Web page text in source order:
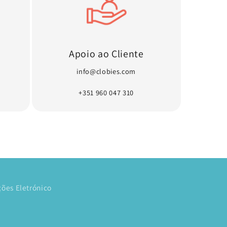
Apoio ao Cliente
info@clobies.com
+351 960 047 310
Eletrónico